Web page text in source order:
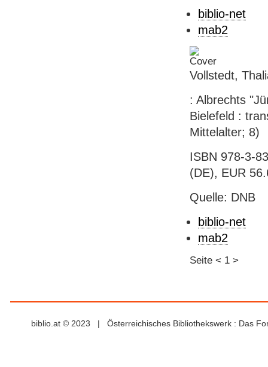
biblio-net
mab2
Vollstedt,
: Albrechts
Bielefeld :
Mittelalter; 8)
ISBN 978-3-
(DE), EUR
Quelle: DNB
biblio-net
mab2
Seite < 1 >
biblio.at © 2023 | Österreichisches Bibliothekswerk : Das